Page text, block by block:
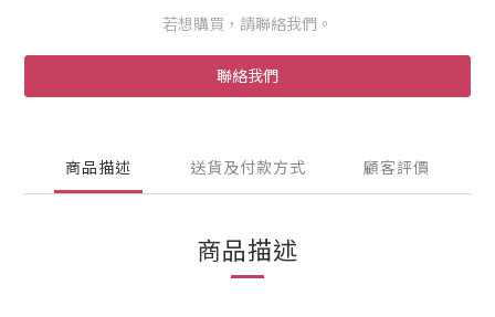
若想購買，請聯絡我們。
聯絡我們
商品描述 送貨及付款方式 顧客評價
商品描述